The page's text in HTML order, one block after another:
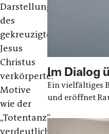
Darstellungen
des
gekreuzigten
Jesus
Christus
verkörperte.
Motive
wie der
„Totentanz“
Im Dialog
Ein vielfältiges
und eröffnet